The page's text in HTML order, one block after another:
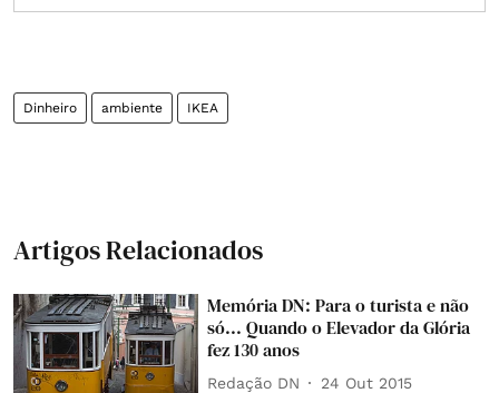
Dinheiro ambiente IKEA
Artigos Relacionados
Memória DN: Para o turista e não
só... Quando o Elevador da Glória
fez 130 anos
Redação DN 24 Out 2015